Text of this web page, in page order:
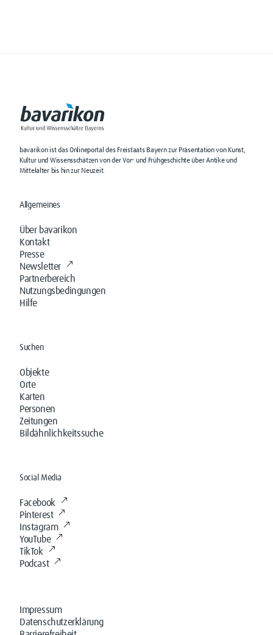
bavarikon ist das Onlineportal des Freistaats Bayern zur Präsentation von Kunst,
Kultur und Wissensschätzen von der Vor- und Frühgeschichte über Antike und
Mittelalter bis hin zur Neuzeit.
Allgemeines
Über bavarikon
Kontakt
Presse
Newsletter
Partnerbereich
Nutzungsbedingungen
Hilfe
Suchen
Objekte
Orte
Karten
Personen
Zeitungen
Bildähnlichkeitssuche
Social Media
Facebook
Pinterest
Instagram
YouTube
TikTok
Podcast
Impressum
Datenschutzerklärung